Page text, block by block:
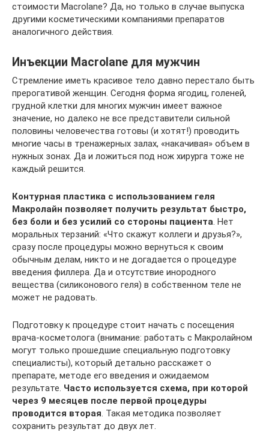
стоимости Macrolane? Да, но только в случае выпуска
другими косметическими компаниями препаратов
аналогичного действия.
Инъекции Macrolane для мужчин
Стремление иметь красивое тело давно перестало быть
прерогативой женщин. Сегодня форма ягодиц, голеней,
грудной клетки для многих мужчин имеет важное
значение, но далеко не все представители сильной
половины человечества готовы (и хотят!) проводить
многие часы в тренажерных залах, «накачивая» объем в
нужных зонах. Да и ложиться под нож хирурга тоже не
каждый решится.
Контурная пластика с использованием геля
Макролайн позволяет получить результат быстро,
без боли и без усилий со стороны пациента . Нет
моральных терзаний: «Что скажут коллеги и друзья?»,
сразу после процедуры можно вернуться к своим
обычным делам, никто и не догадается о процедуре
введения филлера. Да и отсутствие инородного
вещества (силиконового геля) в собственном теле не
может не радовать.
Подготовку к процедуре стоит начать с посещения
врача-косметолога (внимание: работать с Макролайном
могут только прошедшие специальную подготовку
специалисты), который детально расскажет о
препарате, методе его введения и ожидаемом
результате. Часто используется схема, при которой
через 9 месяцев после первой процедуры
проводится вторая . Такая методика позволяет
сохранить результат до двух лет.